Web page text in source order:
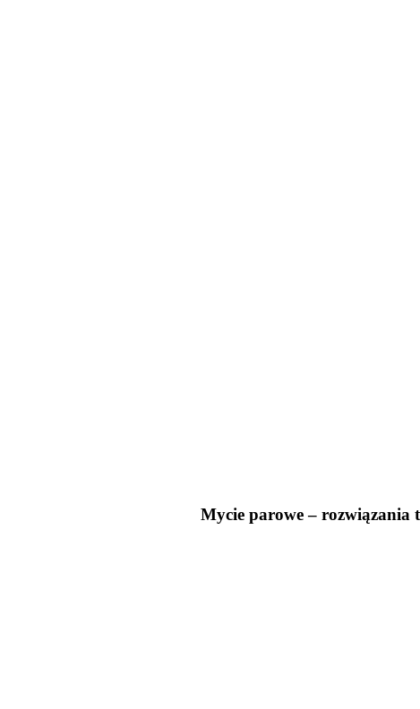
Mycie parowe – rozwiązania